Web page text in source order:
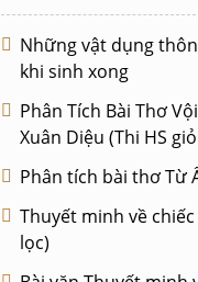
Những vật dụng
khi sinh xong
Phân Tích Bài Thơ
Xuân Diệu (Thi HS
Phân tích bài thơ Từ
Thuyết minh về
lọc)